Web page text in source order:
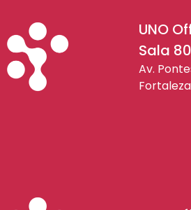
UNO
Sala
Av.
Fortaleza